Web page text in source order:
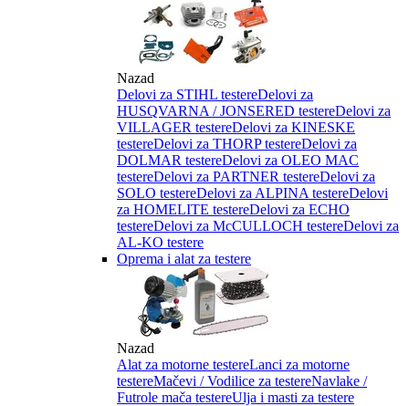
Nazad
Delovi za STIHL testereDelovi za
HUSQVARNA / JONSERED testereDelovi za
VILLAGER testereDelovi za KINESKE
testereDelovi za THORP testereDelovi za
DOLMAR testereDelovi za OLEO MAC
testereDelovi za PARTNER testereDelovi za
SOLO testereDelovi za ALPINA testereDelovi
za HOMELITE testereDelovi za ECHO
testereDelovi za McCULLOCH testereDelovi za
AL-KO testere
Oprema i alat za testere
Nazad
Alat za motorne testereLanci za motorne
testereMačevi / Vodilice za testereNavlake /
Futrole mača testereUlja i masti za testere